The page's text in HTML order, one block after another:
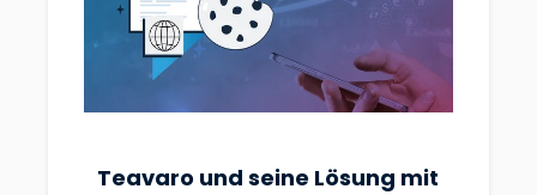
Teavaro und seine Lösung mit